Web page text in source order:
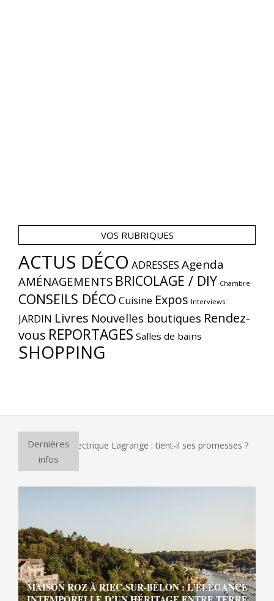
VOS RUBRIQUES
ACTUS DÉCO ADRESSES Agenda
AMÉNAGEMENTS BRICOLAGE / DIY Chambre
CONSEILS DÉCO Cuisine Expos Interviews
JARDIN Livres Nouvelles boutiques Rendez-
vous REPORTAGES Salles de bains
SHOPPING
Dernières
infos
à pizza électrique Lagrange : tient-il ses promesses ?
MAISON ROZ À RIEC-SUR-BÉLON : L’ÉLÉGANCE